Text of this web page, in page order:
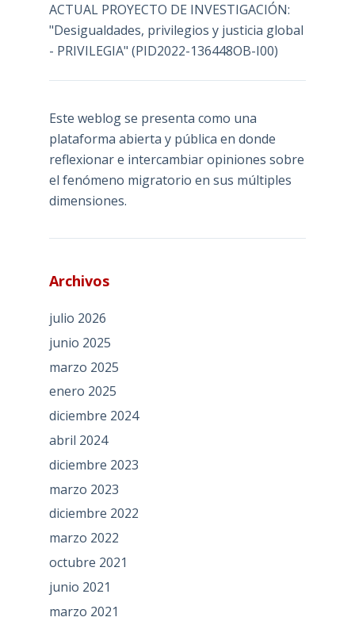
ACTUAL PROYECTO DE INVESTIGACIÓN:
"Desigualdades, privilegios y justicia global
- PRIVILEGIA" (PID2022-136448OB-I00)
Este weblog se presenta como una
plataforma abierta y pública en donde
reflexionar e intercambiar opiniones sobre
el fenómeno migratorio en sus múltiples
dimensiones.
Archivos
julio 2026
junio 2025
marzo 2025
enero 2025
diciembre 2024
abril 2024
diciembre 2023
marzo 2023
diciembre 2022
marzo 2022
octubre 2021
junio 2021
marzo 2021